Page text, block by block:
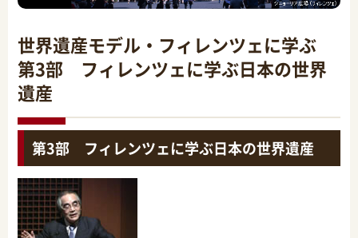
世界遺産モデル・フィレンツェに学ぶ
第3部 フィレンツェに学ぶ日本の世界
遺産
第3部 フィレンツェに学ぶ日本の世界遺産